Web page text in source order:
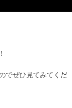
でぜひ見てみてくだ